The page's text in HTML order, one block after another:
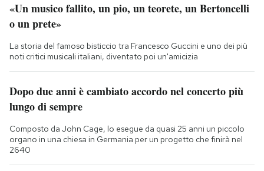
«Un musico fallito, un pio, un teorete, un Bertoncelli
o un prete»
La storia del famoso bisticcio tra Francesco Guccini e uno dei più
noti critici musicali italiani, diventato poi un'amicizia
Dopo due anni è cambiato accordo nel concerto più
lungo di sempre
Composto da John Cage, lo esegue da quasi 25 anni un piccolo
organo in una chiesa in Germania per un progetto che finirà nel
2640